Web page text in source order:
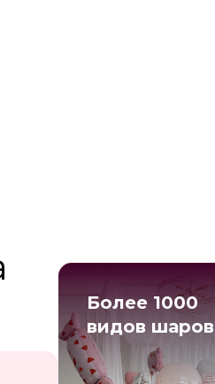
Более 1000
видов шаров